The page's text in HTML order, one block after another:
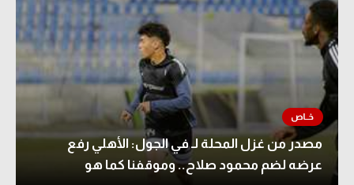
مصدر من غزل المحلة لـ في الجول: الأهلي رفع
عرضه لضم محمود صلاح.. وموقفنا كما هو